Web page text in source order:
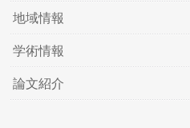
地域情報
学術情報
論文紹介